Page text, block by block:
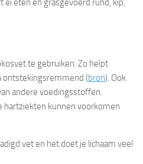
ei eten en grasgevoerd rund, kip,
te gebruiken. Zo helpt
ontstekingsremmend (bron). Ook
andere voedingsstoffen.
hartziekten kunnen voorkomen
vet en het doet je lichaam veel